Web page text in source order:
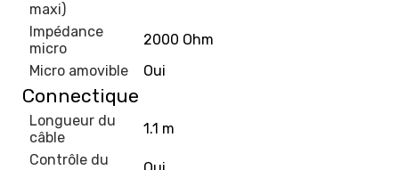
maxi)
Impédance
micro
2000 Ohm
Micro amovible
Oui
Connectique
Longueur du
câble
1.1 m
Contrôle du